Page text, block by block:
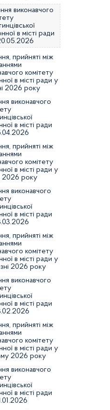
виконавчого
в місті ради
прийняті між
комітету
в місті ради у
2026 року
виконавчого
в місті ради
прийняті між
комітету
в місті ради у
2026 року
виконавчого
в місті ради
прийняті між
комітету
в місті ради у
2026 року
виконавчого
в місті ради
прийняті між
комітету
в місті ради у
2026 року
виконавчого
в місті ради